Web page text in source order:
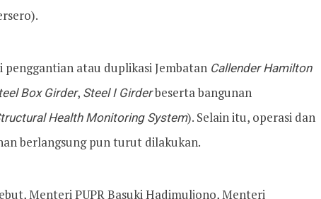
atau duplikasi Jembatan Callender Hamilton
Box Girder, Steel I Girderbeserta bangunan
Health Monitoring System). Selain itu, operasi dan
berlangsung pun turut dilakukan.
Menteri PUPR Basuki Hadimuljono, Menteri